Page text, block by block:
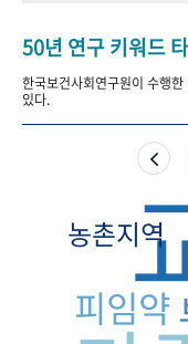
VR 역사관
50년 연구 키워드
한국보건사회연구원이 수행
있다.
피임약
농촌지역